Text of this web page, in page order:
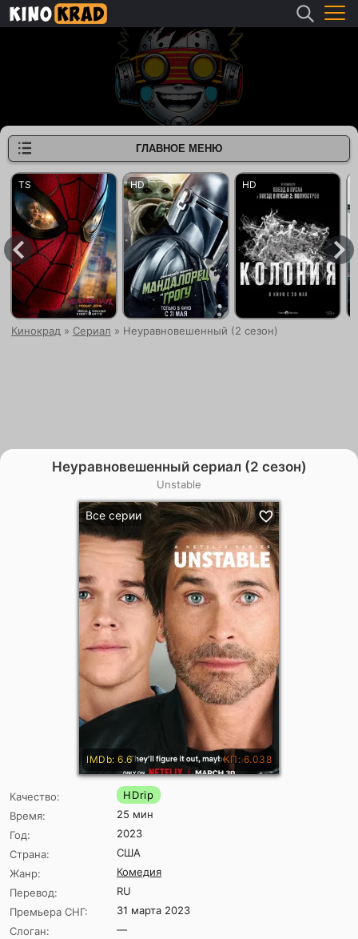
Кинокрад » Сериал » Неуравновешенный (2 сезон)
Неуравновешенный сериал (2 сезон)
Unstable
IMDb: 6.6 КП: 6.038
Все серии
Качество:
HDrip
Время:
25 мин
Год:
2023
Страна:
США
Жанр:
Комедия
Перевод:
RU
Премьера СНГ:
31 марта 2023
Слоган:
—
ГЛАВНОЕ МЕНЮ